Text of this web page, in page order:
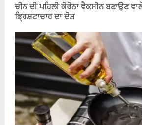
ਚੀਨ ਦੀ ਪਹਿਲੀ ਕੋਰੋਨਾ ਵੈਕਸੀਨ ਬਣਾਉਣ
ਭਿ੍ਰਸ਼ਟਾਚਾਰ ਦਾ ਦੋਸ਼